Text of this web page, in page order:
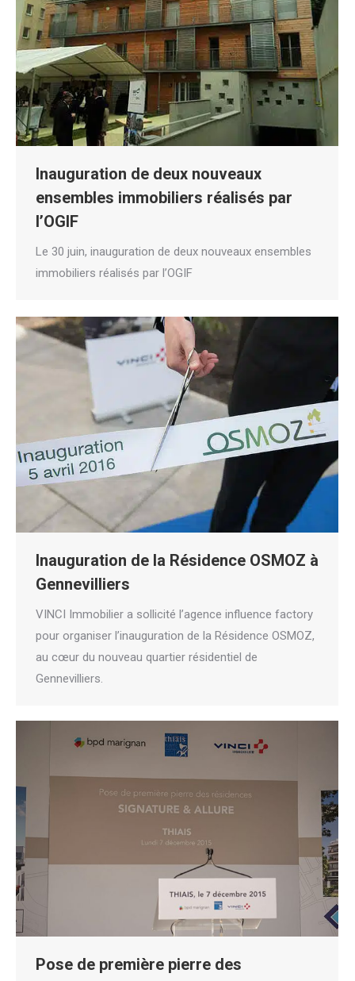
Inauguration de deux nouveaux
ensembles immobiliers réalisés par
l’OGIF
Le 30 juin, inauguration de deux nouveaux ensembles
immobiliers réalisés par l’OGIF
Inauguration de la Résidence OSMOZ à
Gennevilliers
VINCI Immobilier a sollicité l’agence influence factory
pour organiser l’inauguration de la Résidence OSMOZ,
au cœur du nouveau quartier résidentiel de
Gennevilliers.
Pose de première pierre des